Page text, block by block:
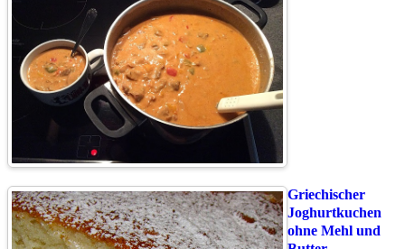
Griechischer
Joghurtkuchen
ohne Mehl und